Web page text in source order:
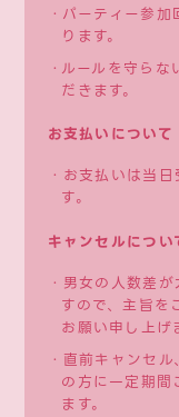
・パーティー参
ります。
・ルールを守ら
だきます。
お支払いについて
・お支払いは当
す。
キャンセルについ
・男女の人数差
すので、主旨を
お願い申し上げ
・直前キャンセ
の方に一定期間
ます。